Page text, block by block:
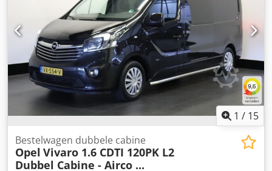
1 / 15
Bestelwagen dubbele cabine
Opel Vivaro 1.6 CDTI 120PK L2
Dubbel Cabine - Airco ...